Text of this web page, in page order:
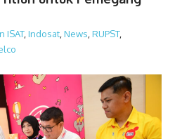
ISAT, Indosat News RUPST,